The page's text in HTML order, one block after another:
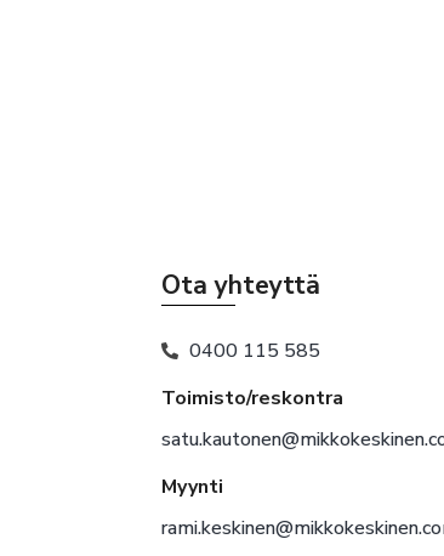
Ota yhteyttä
0400 115 585
Toimisto/reskontra
Myynti